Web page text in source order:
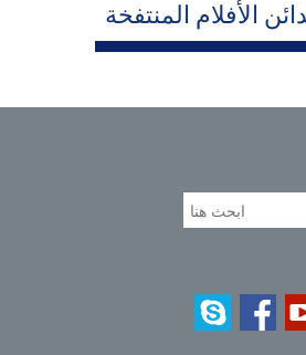
الأفلام المنتفخة